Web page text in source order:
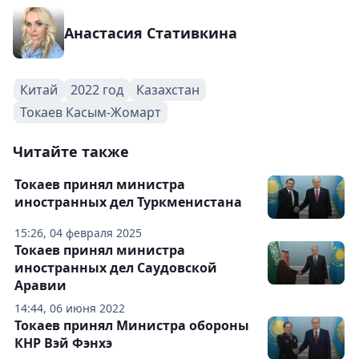
Анастасия Стативкина
Китай 2022 год
Казахстан
Токаев Касым-Жомарт
Читайте также
15:26, 04 февраля 2025
Токаев принял министра
иностранных дел Туркменистана
14:44, 06 июня 2022
Токаев принял министра
иностранных дел Саудовской
Аравии
Токаев принял Министра обороны
КНР Вэй Фэнхэ